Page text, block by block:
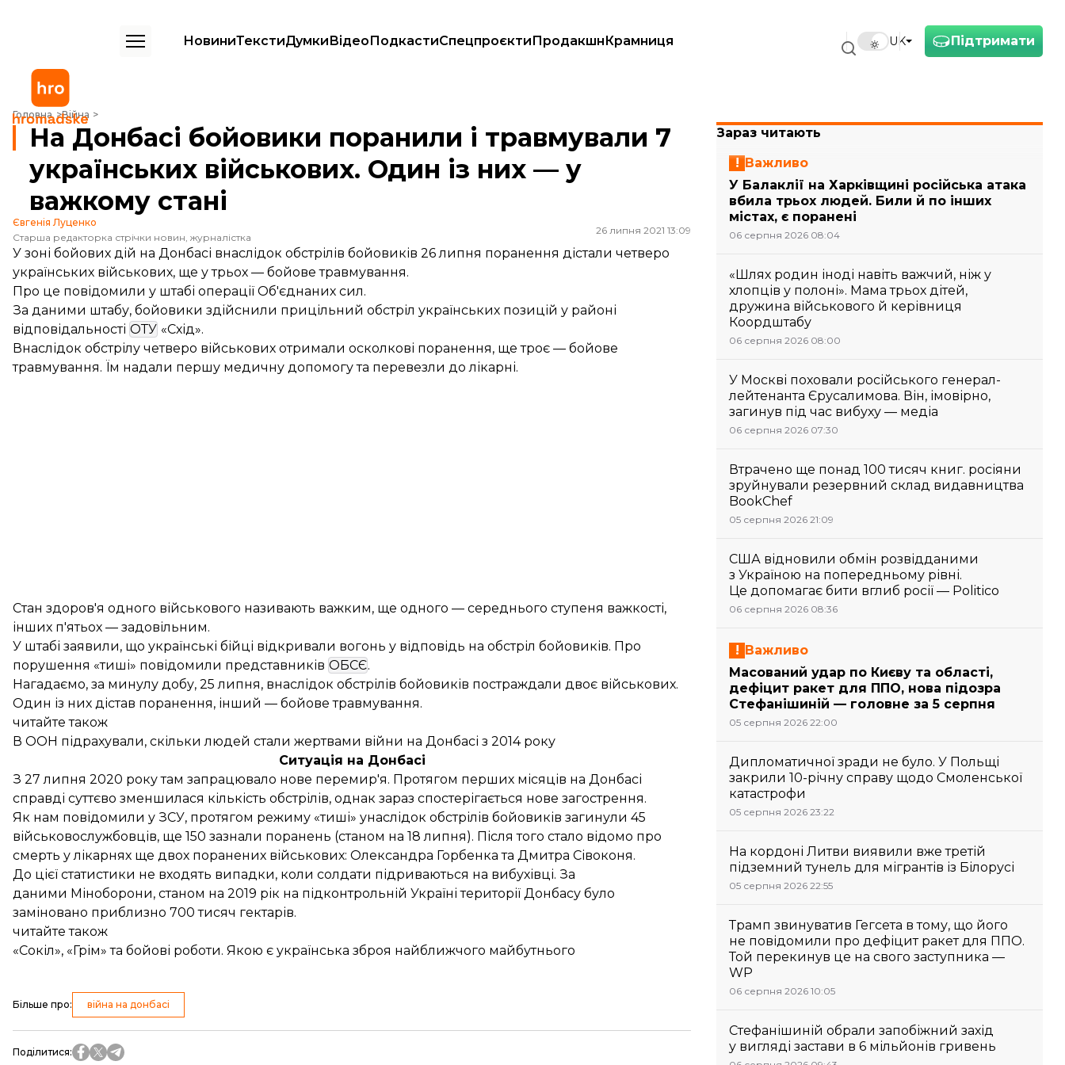
Підтримати
UK
НовиниТекстиДумкиВідеоПодкастиСпецпроєктиПродакшнКрамниця
Головна Війна
На Донбасі бойовики поранили і травмували 7 українських військових. Один із них — у важкому стані
На Донбасі бойовики поранили і травмували 7
українських військових. Один із них — у
важкому стані
Євгенія Луценко
Старша редакторка стрічки новин, журналістка
26 липня 2021 13:09
У зоні бойових дій на Донбасі внаслідок обстрілів бойовиків 26 липня поранення дістали четверо
українських військових, ще у трьох — бойове травмування.
Про це повідомили у штабі операції Об'єднаних сил.
За даними штабу, бойовики здійснили прицільний обстріл українських позицій у районі
відповідальності ОТУ «Схід».
Внаслідок обстрілу четверо військових отримали осколкові поранення, ще троє — бойове
травмування. Їм надали першу медичну допомогу та перевезли до лікарні.
Стан здоров'я одного військового називають важким, ще одного — середнього ступеня важкості,
інших п'ятьох — задовільним.
У штабі заявили, що українські бійці відкривали вогонь у відповідь на обстріл бойовиків. Про
порушення «тиші» повідомили представників ОБСЄ.
Нагадаємо, за минулу добу, 25 липня, внаслідок обстрілів бойовиків постраждали двоє військових.
Один із них дістав поранення, інший — бойове травмування.
читайте також
В ООН підрахували, скільки людей стали жертвами війни на Донбасі з 2014 року
Ситуація на Донбасі
З 27 липня 2020 року там запрацювало нове перемир'я. Протягом перших місяців на Донбасі
справді суттєво зменшилася кількість обстрілів, однак зараз спостерігається нове загострення.
Як нам повідомили у ЗСУ, протягом режиму «тиші» унаслідок обстрілів бойовиків загинули 45
військовослужбовців, ще 150 зазнали поранень (станом на 18 липня). Після того стало відомо про
смерть у лікарнях ще двох поранених військових: Олександра Горбенка та Дмитра Сівоконя.
До цієї статистики не входять випадки, коли солдати підриваються на вибухівці. За
даними Міноборони, станом на 2019 рік на підконтрольній Україні території Донбасу було
заміновано приблизно 700 тисяч гектарів.
читайте також
«Сокіл», «Грім» та бойові роботи. Якою є українська зброя найближчого майбутнього
Більше про: війна на донбасі
Поділитися:
Зараз читають
Важливо
У Балаклії на Харківщині російська атака
вбила трьох людей. Били й по інших
містах, є поранені
06 серпня 2026 08:04
«Шлях родин іноді навіть важчий, ніж у
хлопців у полоні». Мама трьох дітей,
дружина військового й керівниця
Коордштабу
06 серпня 2026 08:00
У Москві поховали російського генерал-
лейтенанта Єрусалимова. Він, імовірно,
загинув під час вибуху — медіа
06 серпня 2026 07:30
Втрачено ще понад 100 тисяч книг. росіяни
зруйнували резервний склад видавництва
BookChef
05 серпня 2026 21:09
США відновили обмін розвідданими
з Україною на попередньому рівні.
Це допомагає бити вглиб росії — Politico
06 серпня 2026 08:36
Важливо
Масований удар по Києву та області,
дефіцит ракет для ППО, нова підозра
Стефанішиній — головне за 5 серпня
05 серпня 2026 22:00
Дипломатичної зради не було. У Польщі
закрили 10-річну справу щодо Смоленської
катастрофи
05 серпня 2026 23:22
На кордоні Литви виявили вже третій
підземний тунель для мігрантів із Білорусі
05 серпня 2026 22:55
Трамп звинуватив Гегсета в тому, що його
не повідомили про дефіцит ракет для ППО.
Той перекинув це на свого заступника —
WP
06 серпня 2026 10:05
Стефанішиній обрали запобіжний захід
у вигляді застави в 6 мільйонів гривень